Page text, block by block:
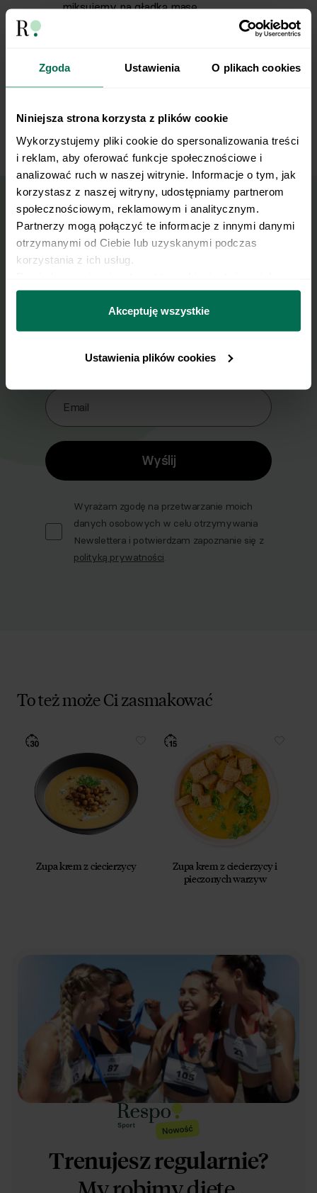
Zgoda Ustawienia O plikach cookies
Niniejsza strona korzysta z plików cookie
Wykorzystujemy pliki cookie do spersonalizowania treści
i reklam, aby oferować funkcje społecznościowe i
analizować ruch w naszej witrynie. Informacje o tym, jak
korzystasz z naszej witryny, udostępniamy partnerom
społecznościowym, reklamowym i analitycznym.
Partnerzy mogą połączyć te informacje z innymi danymi
otrzymanymi od Ciebie lub uzyskanymi podczas
korzystania z ich usług.
można się z nami skontaktować i w jaki sposób
przetwarzamy dane osobowe w ramach
prywatności.
Akceptuję wszystkie
Ustawienia plików cookies
miksujemy na gładką masę.
z cytryny.
6
posypujemy kolendrą.
Wyślij przepis na e-mail
Nasze najlepsze przepisy, prosto na Twoja
Zapisz się do naszego Newslettera
Email
Wyślij
Wyrażam zgodę na przetwarzanie moich
danych osobowych w celu otrzymywania
Newslettera i potwierdzam zapoznanie się z
polityką prywatności.
To też może Ci zasmakować
Zupa krem z ciecierzycy
Zupa krem z ciecierzycy i
pieczonych warzyw
Trenujesz regularnie?